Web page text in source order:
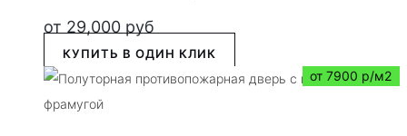
от 29,000 руб
КУПИТЬ В ОДИН КЛИК
от 7900 р/м2